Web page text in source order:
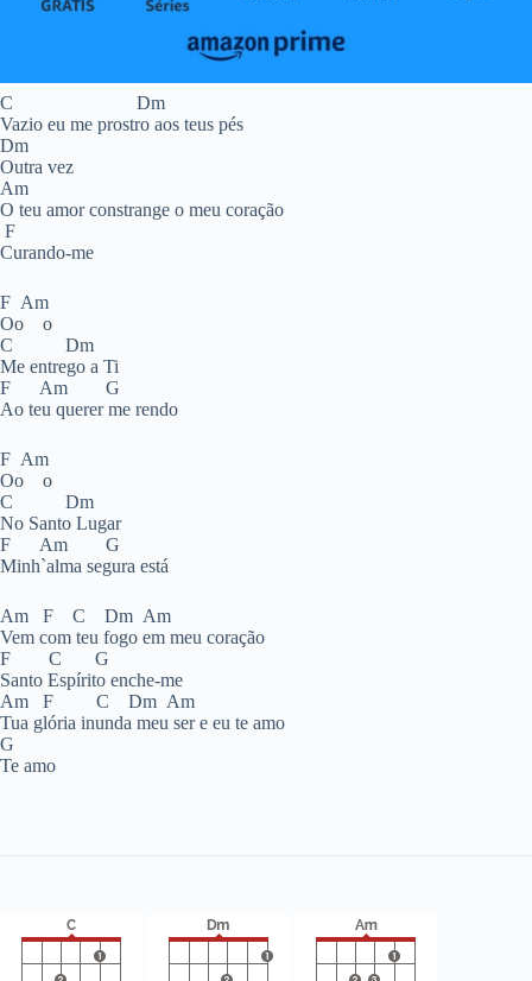
C Dm
Vazio eu me prostro aos teus pés
Dm
Outra vez
Am
O teu amor constrange o meu coração
F
Curando-me
F Am
Oo o
C Dm
Me entrego a Ti
F Am G
Ao teu querer me rendo
F Am
Oo o
C Dm
No Santo Lugar
F Am G
Minh`alma segura está
Am F C Dm Am
Vem com teu fogo em meu coração
F C G
Santo Espírito enche-me
Am F C Dm Am
Tua glória inunda meu ser e eu te amo
G
Te amo